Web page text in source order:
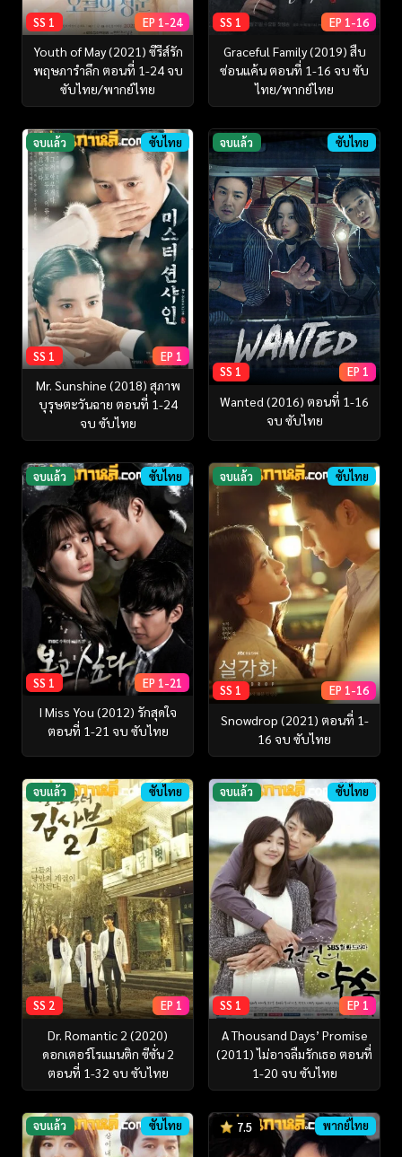
SS 1 EP 1-24
Youth of May (2021) ซีรีส์รัก
พฤษภารำลึก ตอนที่ 1-24 จบ
ซับไทย/พากย์ไทย
SS 1 EP 1-16
Graceful Family (2019) สืบ
ซ่อนแค้น ตอนที่ 1-16 จบ ซับ
ไทย/พากย์ไทย
จบแล้ว ซับไทย
SS 1 EP 1
Mr. Sunshine (2018) สุภาพ
บุรุษตะวันฉาย ตอนที่ 1-24
จบ ซับไทย
จบแล้ว ซับไทย
SS 1 EP 1
Wanted (2016) ตอนที่ 1-16
จบ ซับไทย
จบแล้ว ซับไทย
SS 1 EP 1-21
I Miss You (2012) รักสุดใจ
ตอนที่ 1-21 จบ ซับไทย
จบแล้ว ซับไทย
SS 1 EP 1-16
Snowdrop (2021) ตอนที่ 1-
16 จบ ซับไทย
จบแล้ว ซับไทย
SS 2 EP 1
Dr. Romantic 2 (2020)
ดอกเตอร์โรแมนติก ซีซั่น 2
ตอนที่ 1-32 จบ ซับไทย
จบแล้ว ซับไทย
SS 1 EP 1
A Thousand Days’ Promise
(2011) ไม่อาจลืมรักเธอ ตอนที่
1-20 จบ ซับไทย
จบแล้ว ซับไทย 7.5 พากย์ไทย